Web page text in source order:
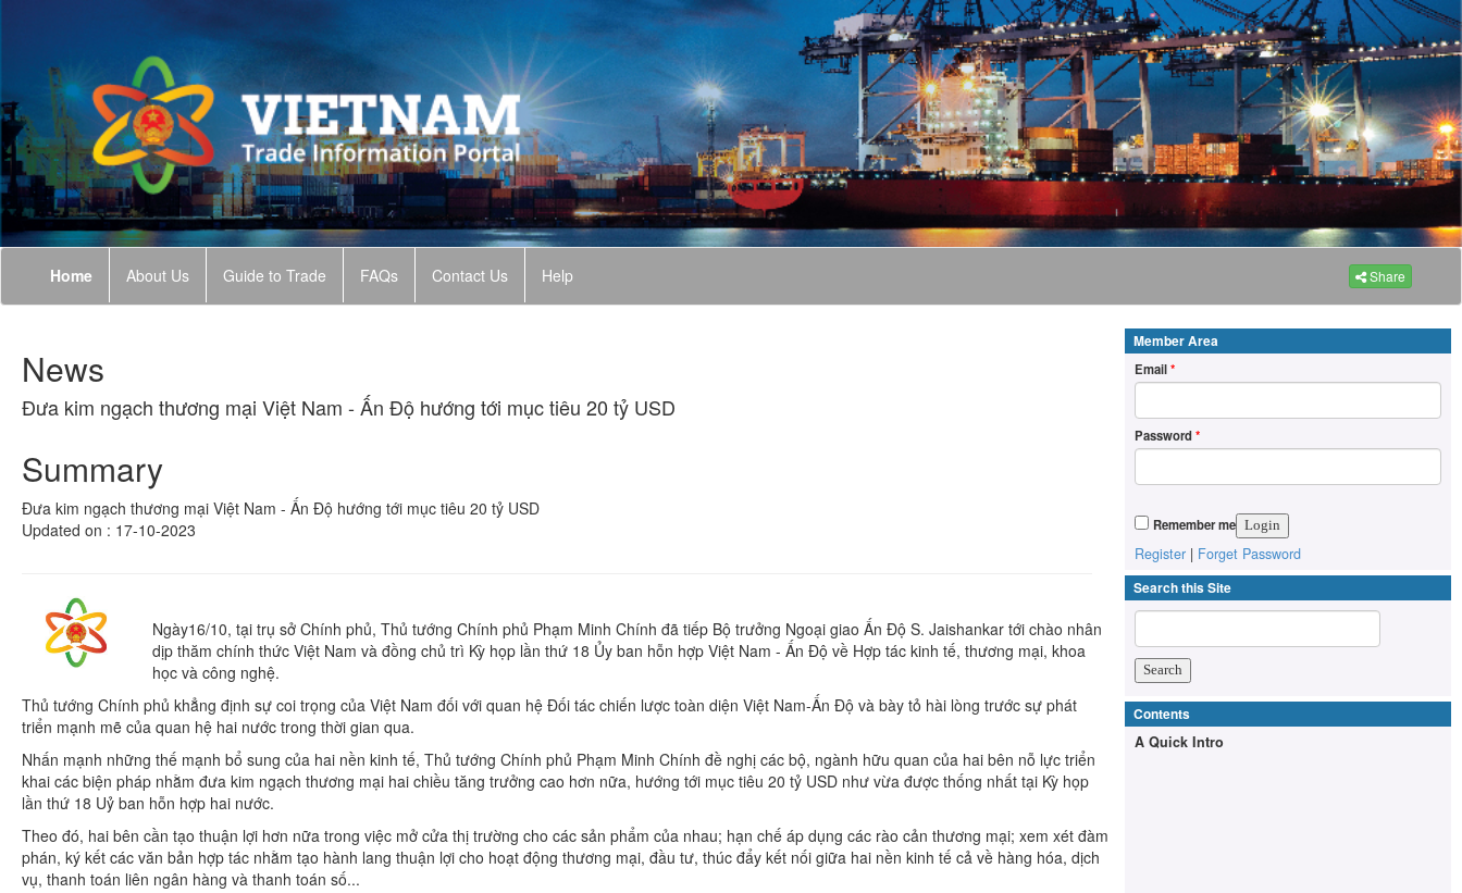
Home About Us Guide to Trade FAQs Contact Us Help Share
News
Đưa kim ngạch thương mại Việt Nam - Ấn Độ hướng tới mục tiêu 20 tỷ USD
Summary
Đưa kim ngạch thương mại Việt Nam - Ấn Độ hướng tới mục tiêu 20 tỷ USD
Updated on : 17-10-2023
Ngày16/10, tại trụ sở Chính phủ, Thủ tướng Chính phủ Phạm Minh Chính đã tiếp Bộ trưởng Ngoại giao Ấn Độ S. Jaishankar tới chào nhân
dịp thăm chính thức Việt Nam và đồng chủ trì Kỳ họp lần thứ 18 Ủy ban hỗn hợp Việt Nam - Ấn Độ về Hợp tác kinh tế, thương mại, khoa
học và công nghệ.
Thủ tướng Chính phủ khẳng định sự coi trọng của Việt Nam đối với quan hệ Đối tác chiến lược toàn diện Việt Nam-Ấn Độ và bày tỏ hài lòng trước sự phát
triển mạnh mẽ của quan hệ hai nước trong thời gian qua.
Nhấn mạnh những thế mạnh bổ sung của hai nền kinh tế, Thủ tướng Chính phủ Phạm Minh Chính đề nghị các bộ, ngành hữu quan của hai bên nỗ lực triển
khai các biện pháp nhằm đưa kim ngạch thương mại hai chiều tăng trưởng cao hơn nữa, hướng tới mục tiêu 20 tỷ USD như vừa được thống nhất tại Kỳ họp
lần thứ 18 Uỷ ban hỗn hợp hai nước.
Theo đó, hai bên cần tạo thuận lợi hơn nữa trong việc mở cửa thị trường cho các sản phẩm của nhau; hạn chế áp dụng các rào cản thương mại; xem xét đàm
phán, ký kết các văn bản hợp tác nhằm tạo hành lang thuận lợi cho hoạt động thương mại, đầu tư, thúc đẩy kết nối giữa hai nền kinh tế cả về hàng hóa, dịch
vụ, thanh toán liên ngân hàng và thanh toán số...
Member Area
Email*
Password*
Remember me
Register | Forget Password
Search this Site
Contents
A Quick Intro